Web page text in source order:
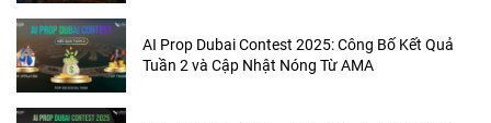
AI Prop Dubai Contest 2025: Công Bố Kết Quả
Tuần 2 và Cập Nhật Nóng Từ AMA